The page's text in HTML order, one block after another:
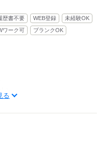
で
る
歴書不要 WEB登録
未経験OK
ワーク可 ブランクOK
未経験スタート！
も歓迎いたします
る